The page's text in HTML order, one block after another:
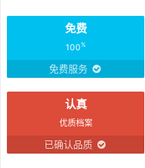
免费
100%
免费服务
认真
优质档案
已确认品质